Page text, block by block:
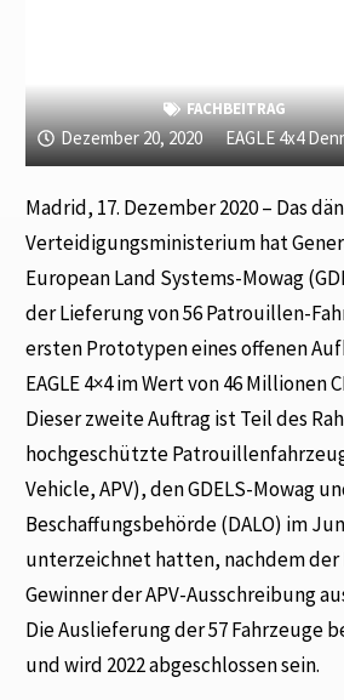
FACHBEITRAG
Dezember 20, 2020 EAGLE 4x4
Madrid, 17. Dezember 2020 – Das
Verteidigungsministerium hat
European Land Systems-Mowag
der Lieferung von 56 Patrouillen-
ersten Prototypen eines offenen
EAGLE 4×4 im Wert von 46 Millionen
Dieser zweite Auftrag ist Teil des
hochgeschützte
Vehicle, APV), den GDELS-Mowag
Beschaffungsbehörde (DALO) im
unterzeichnet hatten, nachdem der
Gewinner der APV-Ausschreibung
Die Auslieferung der 57 Fahrzeuge
und wird 2022 abgeschlossen sein.